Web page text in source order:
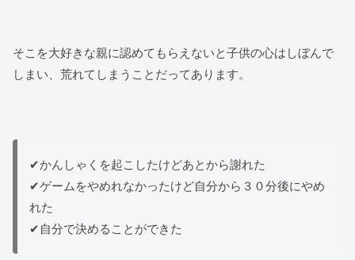
そこを大好きな親に認めてもらえないと子供の心はしぼんで
しまい、荒れてしまうことだってあります。
✔かんしゃくを起こしたけどあとから謝れた
✔ゲームをやめれなかったけど自分から３０分後にやめ
れた
✔自分で決めることができた